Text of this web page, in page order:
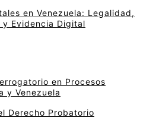
en Venezuela: Legalidad,
Evidencia Digital
en Procesos
y Venezuela
Derecho Probatorio